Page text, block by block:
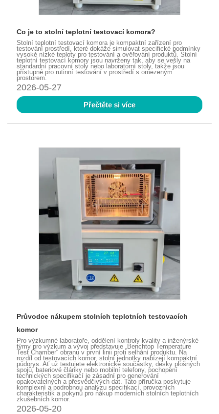
Co je to stolní teplotní testovací komora?
Stolní teplotní testovací komora je kompaktní zařízení pro
testování prostředí, které dokáže simulovat specifické podmínky
vysoké nízké teploty pro testování a ověřování produktů. Stolní
teplotní testovací komory jsou navrženy tak, aby se vešly na
standardní pracovní stoly nebo laboratorní stoly, takže jsou
přístupné pro rutinní testování v prostředí s omezeným
prostorem.
2026-05-27
Přečtěte si více
Průvodce nákupem stolních teplotních testovacích
komor
Pro výzkumné laboratoře, oddělení kontroly kvality a inženýrské
týmy pro výzkum a vývoj představuje „Benchtop Temperature
Test Chamber“ obranu v první linii proti selhání produktu. Na
rozdíl od testovacích komor, stolní jednotky nabízejí kompaktní
půdorys. Ať už testujete elektronické součástky, desky plošných
spojů, bateriové články nebo mobilní telefony, pochopení
technických specifikací je zásadní pro generování
opakovatelných a přesvědčivých dat. Tato příručka poskytuje
komplexní a podrobnou analýzu specifikací, provozních
charakteristik a pokynů pro nákup moderních stolních teplotních
zkušebních komor.
2026-05-20